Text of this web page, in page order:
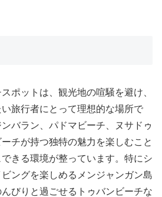
ポットは、観光地の喧騒を避け、
旅行者にとって理想的な場所で
バラン、パドマビーチ、ヌサドゥ
チが持つ独特の魅力を楽しむこと
きる環境が整っています。特にシ
ングを楽しめるメンジャンガン島
びりと過ごせるトゥバンビーチな